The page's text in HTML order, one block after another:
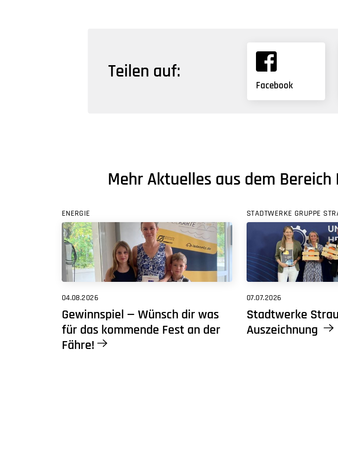
Teilen auf:
Facebook
Mehr Aktuelles aus dem Bereich
ENERGIE
04.08.2026
Gewinnspiel — Wünsch dir was
für das kommende Fest an der
Fähre!
STADTWERKE GRUPPE
07.07.2026
Stadtwerke
Auszeichnung